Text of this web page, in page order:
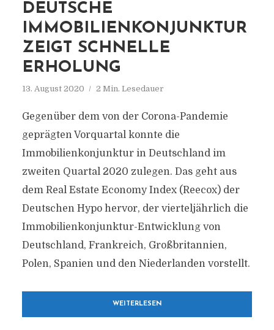
DEUTSCHE
IMMOBILIENKONJUNKTUR
ZEIGT SCHNELLE
ERHOLUNG
13. August 2020 2 Min. Lesedauer
Gegenüber dem von der Corona-Pandemie
geprägten Vorquartal konnte die
Immobilienkonjunktur in Deutschland im
zweiten Quartal 2020 zulegen. Das geht aus
dem Real Estate Economy Index (Reecox) der
Deutschen Hypo hervor, der vierteljährlich die
Immobilienkonjunktur-Entwicklung von
Deutschland, Frankreich, Großbritannien,
Polen, Spanien und den Niederlanden vorstellt.
WEITERLESEN